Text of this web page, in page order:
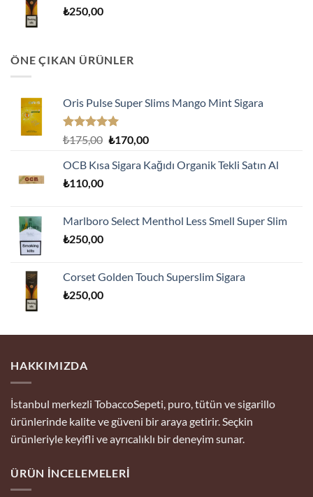
₺250,00
ÖNE ÇIKAN ÜRÜNLER
Oris Pulse Super Slims Mango Mint Sigara
5 üzerinden
oy
aldı
₺175,00 Orijinal
₺175,00.
₺170,00Şu
fiyat:
OCB Kısa Sigara Kağıdı Organik Tekli Satın Al
₺110,00
Marlboro Select Menthol Less Smell Super Slim
₺250,00
Corset Golden Touch Superslim Sigara
₺250,00
HAKKIMIZDA
İstanbul merkezli TobaccoSepeti, puro, tütün ve sigarillo
ürünlerinde kalite ve güveni bir araya getirir. Seçkin
ürünleriyle keyifli ve ayrıcalıklı bir deneyim sunar.
ÜRÜN İNCELEMELERI